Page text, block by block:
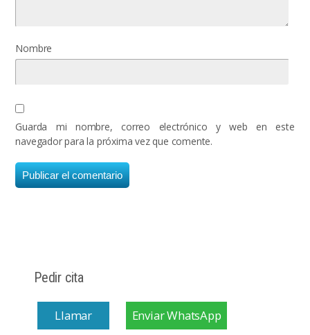
Nombre
Guarda mi nombre, correo electrónico y web en este
navegador para la próxima vez que comente.
Pedir cita
Llamar Enviar WhatsApp